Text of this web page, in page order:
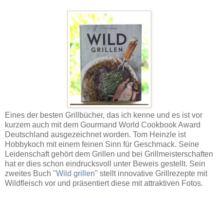
Eines der besten Grillbücher, das ich kenne und es ist vor
kurzem auch mit dem Gourmand World Cookbook Award
Deutschland ausgezeichnet worden. Tom Heinzle ist
Hobbykoch mit einem feinen Sinn für Geschmack. Seine
Leidenschaft gehört dem Grillen und bei Grillmeisterschaften
hat er dies schon eindrucksvoll unter Beweis gestellt. Sein
zweites Buch "Wild grillen" stellt innovative Grillrezepte mit
Wildfleisch vor und präsentiert diese mit attraktiven Fotos.